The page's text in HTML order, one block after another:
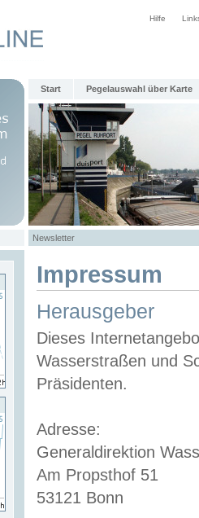
Hilfe
Start Pegelauswahl über Karte
Newsletter
Impressum
Herausgeber
Dieses
Wasserstraßen und
Präsidenten.
Adresse:
Generaldirektion
Am Propsthof 51
53121 Bonn